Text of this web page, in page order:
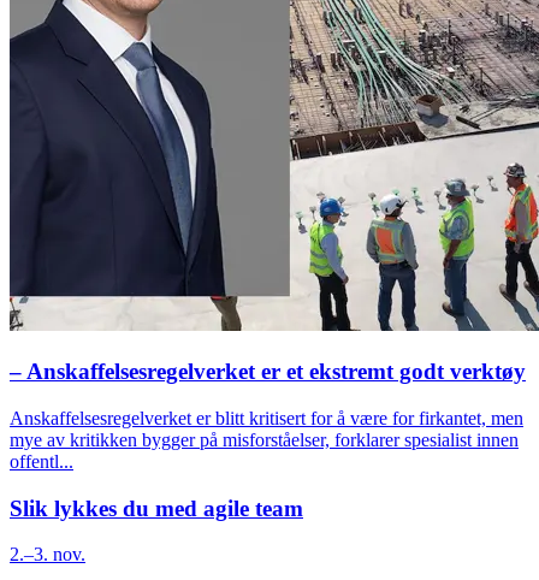
– Anskaffelsesregelverket er et ekstremt godt verktøy
Anskaffelsesregelverket er blitt kritisert for å være for firkantet, men
mye av kritikken bygger på misforståelser, forklarer spesialist innen
offentl...
Slik lykkes du med agile team
2.–3. nov.